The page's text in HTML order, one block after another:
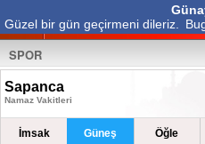
Güzel bir gün geçirmeni dileriz.
SPOR
Sapanca
Namaz Vakitleri
İmsak Güneş Öğle